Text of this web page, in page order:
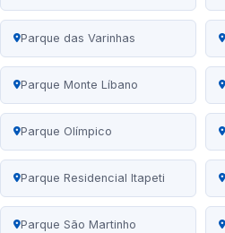
Parque das Varinhas
Parque Monte Líbano
Parque Olímpico
Parque Residencial Itapeti
Parque São Martinho